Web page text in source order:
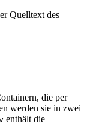
Quelltext des
die per
werden sie in zwei
enthält die